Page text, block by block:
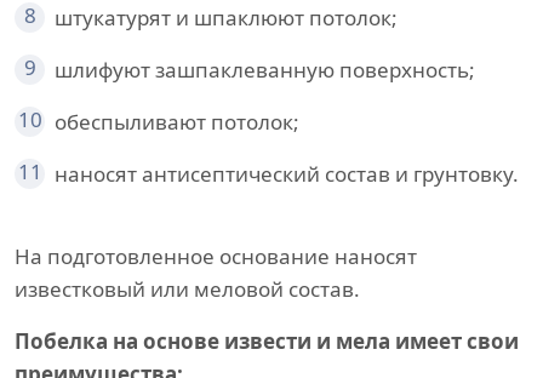
8
штукатурят и шпаклюют потолок;
9
шлифуют зашпаклеванную поверхность;
10 обеспыливают потолок;
11
наносят антисептический состав и грунтовку.
На подготовленное основание наносят
известковый или меловой состав.
Побелка на основе извести и мела имеет свои